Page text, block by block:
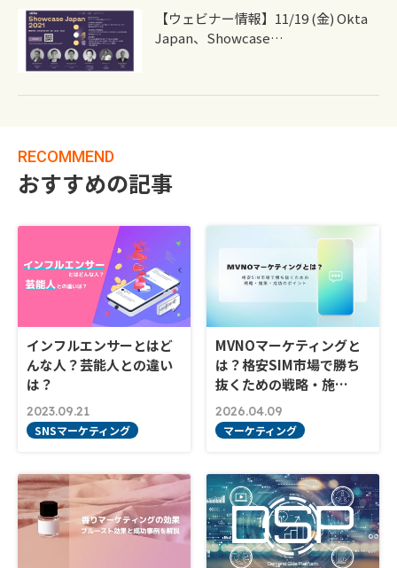
【ウェビナー情報】11/19 (金) Okta
Japan、Showcase…
RECOMMEND
おすすめの記事
インフルエンサーとはど
んな人？芸能人との違い
は？
2023.09.21
SNSマーケティング
MVNOマーケティングと
は？格安SIM市場で勝ち
抜くための戦略・施…
2026.04.09
マーケティング